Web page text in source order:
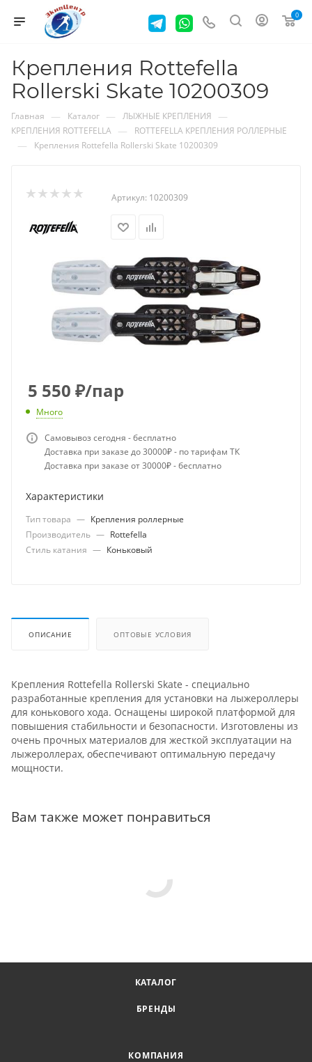
0
Крепления Rottefella
Rollerski Skate 10200309
Главная — Каталог — ЛЫЖНЫЕ КРЕПЛЕНИЯ —
КРЕПЛЕНИЯ ROTTEFELLA — ROTTEFELLA КРЕПЛЕНИЯ РОЛЛЕРНЫЕ
— Крепления Rottefella Rollerski Skate 10200309
Артикул: 10200309
5 550 ₽/пар
Много
Самовывоз сегодня - бесплатно
Доставка при заказе до 30000₽ - по тарифам ТК
Доставка при заказе от 30000₽ - бесплатно
Характеристики
Тип товара — Крепления роллерные
Производитель — Rottefella
Стиль катания — Коньковый
ОПИСАНИЕ ОПТОВЫЕ УСЛОВИЯ
Крепления Rottefella Rollerski Skate - специально
разработанные крепления для установки на лыжероллеры
для конькового хода. Оснащены широкой платформой для
повышения стабильности и безопасности. Изготовлены из
очень прочных материалов для жесткой эксплуатации на
лыжероллерах, обеспечивают оптимальную передачу
мощности.
Вам также может понравиться
КАТАЛОГ
БРЕНДЫ
КОМПАНИЯ